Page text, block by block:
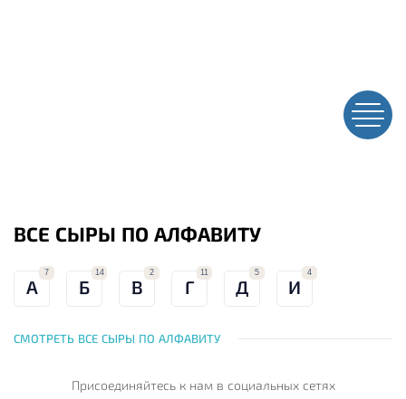
ВСЕ СЫРЫ ПО АЛФАВИТУ
А
7
Б
14
В
2
Г
11
Д
5
И
4
СМОТРЕТЬ ВСЕ СЫРЫ ПО АЛФАВИТУ
Присоединяйтесь к намв социальных сетях